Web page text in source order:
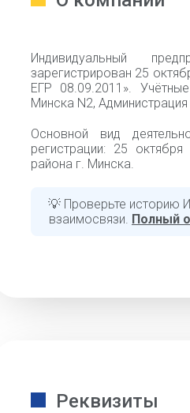
Индивидуальный
зарегистрирован 25
ЕГР 08.09.2011».
Минска N2,
Основной вид
регистрации: 25
района г. Минска.
💡 Проверьте историю
взаимосвязи. Полный
Реквизиты